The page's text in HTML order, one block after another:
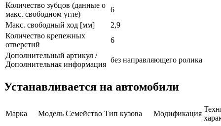
Количество зубцов (данные о
макс. свободном угле)
6
Макс. свободный ход [мм]
2,9
Количество крепежных
отверстий
6
Дополнительный артикул /
Дополнительная информация
без направляющего ролика
Устанавливается на автомобили
Марка Модель Семейство Тип кузова Модификация